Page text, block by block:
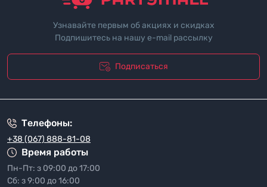
Узнавайте первым об акциях и скидках
Подпишитесь на нашу e-mail рассылку
Подписаться
Телефоны:
+38 (067) 888-81-08
Время работы
Пн-Пт: з 09:00 до 17:00
Сб: з 9:00 до 16:00